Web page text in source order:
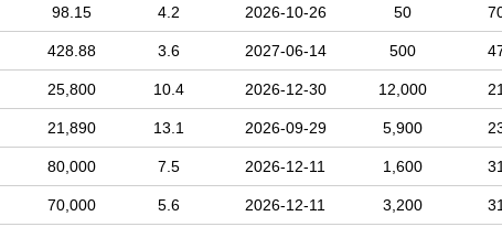
98.15 4.2 2026-10-26 50
428.88 3.6 2027-06-14 500
25,800 10.4 2026-12-30 12,000
21,890 13.1 2026-09-29 5,900
80,000 7.5 2026-12-11 1,600
70,000 5.6 2026-12-11 3,200